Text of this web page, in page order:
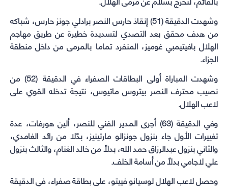
وشهدت الدقيقة (51) إنقاذ حارس النصر برادلي جونز حارس، شباكه
من هدف محقق بعد التصدي لتسديدة خطيرة عن طريق مهاجم
الهلال بافيتيمبي غوميز، المنفرد تماما بالمرمى من داخل منطقة
الجزاء.
وشهدت المباراة أولى البطاقات الصفراء في الدقيقة (52) من
نصيب محترف النصر بيتروس ماتيوس، نتيجة تدخله القوي على
لاعب الهلال.
وفي الدقيقة (63) أجرى المدير الفني للنصر، ألين هورفات، عدة
تغييرات الأول جاء بنزول جونزالو مارتينيز، بدًلا من رائد الغامدي،
والثاني بنزول عبدالرزاق حمد الله، بدلًا من خالد الغنام، والثالث بنزول
علي لاجامي بدلًا من أسامة الخلف.
وحصل لاعب الهلال لوسيانو فييتو، على بطاقة صفراء، في الدقيقة